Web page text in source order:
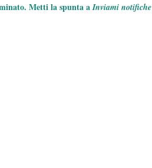
Metti la spunta aInviami notifiche